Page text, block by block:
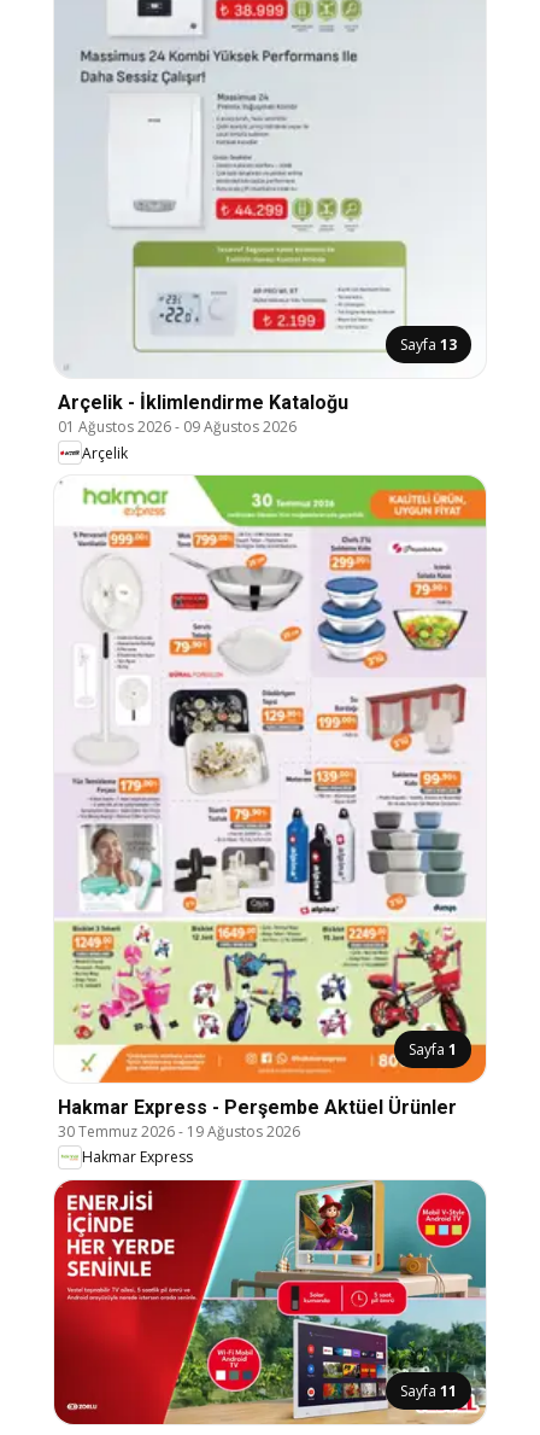
Sayfa 13
Arçelik - İklimlendirme Kataloğu
01 Ağustos 2026- 09 Ağustos 2026
Arçelik
Sayfa 1
Hakmar Express - Perşembe Aktüel Ürünler
30 Temmuz 2026- 19 Ağustos 2026
Hakmar Express
Sayfa 11